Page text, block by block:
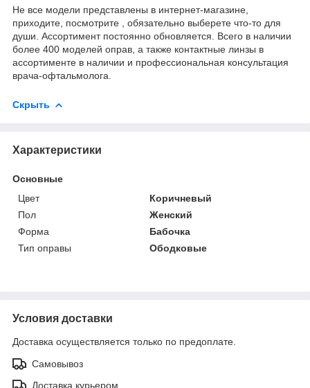
Не все модели представлены в интернет-магазине,
приходите, посмотрите , обязательно выберете что-то для
души. Ассортимент постоянно обновляется. Всего в наличии
более 400 моделей оправ, а также контактные линзы в
ассортименте в наличии и профессиональная консультация
врача-офтальмолога.
Скрыть
Характеристики
Основные
Цвет
Коричневый
Пол
Женский
Форма
Бабочка
Тип оправы
Ободковые
Условия доставки
Доставка осуществляется только по предоплате.
Самовывоз
Доставка курьером